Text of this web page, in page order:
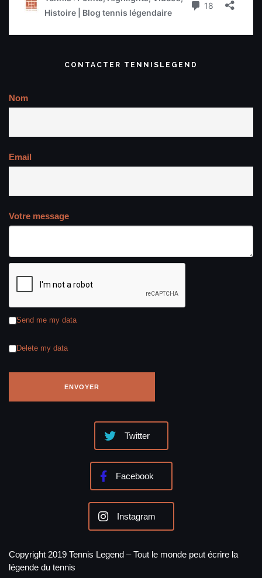
CONTACTER TENNISLEGEND
Nom
Email
Votre message
Send me my data
Delete my data
Twitter
Facebook
Instagram
Copyright 2019 Tennis Legend – Tout le monde peut écrire la
légende du tennis